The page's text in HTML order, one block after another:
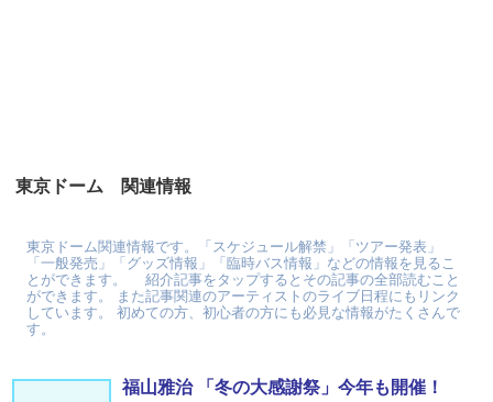
東京ドーム 関連情報
東京ドーム関連情報です。「スケジュール解禁」「ツアー発表」
「一般発売」「グッズ情報」「臨時バス情報」などの情報を見るこ
とができます。 紹介記事をタップするとその記事の全部読むこと
ができます。 また記事関連のアーティストのライブ日程にもリンク
しています。 初めての方、初心者の方にも必見な情報がたくさんで
す。
福山雅治 「冬の⼤感謝祭」今年も開催！